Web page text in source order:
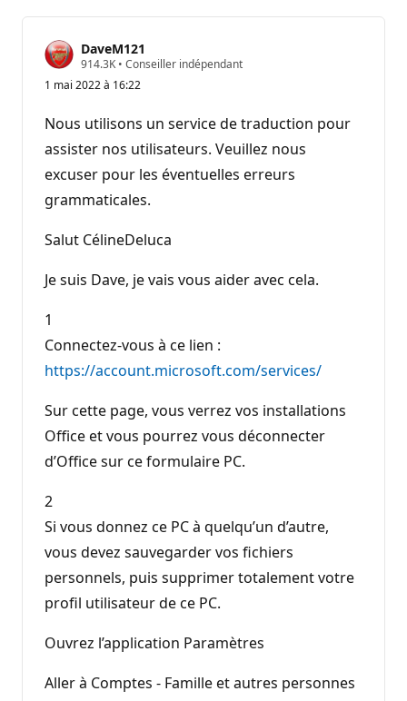
DaveM121
914.3K P
i
t
s
d
e
r
p
a
o
• Conseiller indépendant
1 mai 2022 à 16:22
Nous utilisons un service de traduction pour
assister nos utilisateurs. Veuillez nous
excuser pour les éventuelles erreurs
grammaticales.
Salut CélineDeluca
Je suis Dave, je vais vous aider avec cela.
1
Connectez-vous à ce lien :
https://account.microsoft.com/services/
Sur cette page, vous verrez vos installations
Office et vous pourrez vous déconnecter
d’Office sur ce formulaire PC.
2
Si vous donnez ce PC à quelqu’un d’autre,
vous devez sauvegarder vos fichiers
personnels, puis supprimer totalement votre
profil utilisateur de ce PC.
Ouvrez l’application Paramètres
Aller à Comptes - Famille et autres personnes